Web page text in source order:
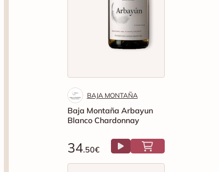
BAJA MONTAÑA
Baja Montaña Arbayun
Blanco Chardonnay
34.50€